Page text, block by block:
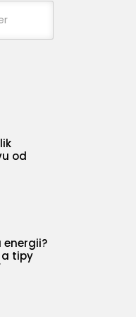
od
energii?
tipy